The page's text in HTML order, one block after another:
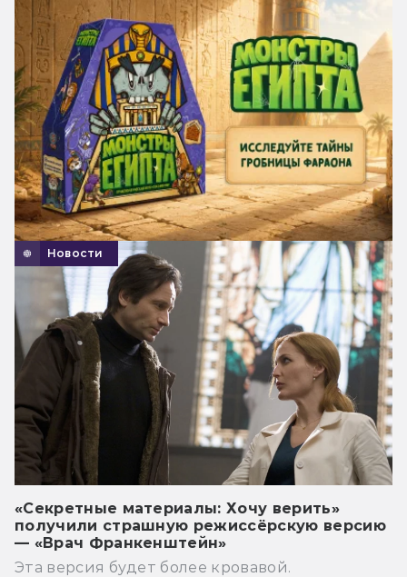
Новости
«Секретные материалы: Хочу верить»
получили страшную режиссёрскую версию
— «Врач Франкенштейн»
Эта версия будет более кровавой.